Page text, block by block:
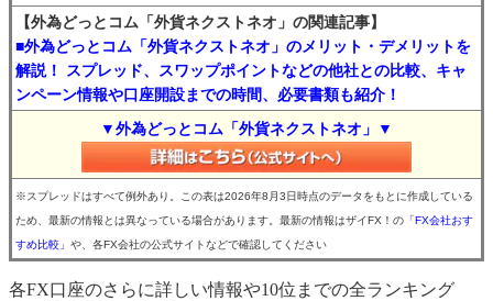
【外為どっとコム「外貨ネクストネオ」の関連記事】
■外為どっとコム「外貨ネクストネオ」のメリット・デメリットを
解説！ スプレッド、スワップポイントなどの他社との比較、キャ
ンペーン情報や口座開設までの時間、必要書類も紹介！
▼外為どっとコム「外貨ネクストネオ」▼
※スプレッドはすべて例外あり。この表は2026年8月3日時点のデータをもとに作成している
ため、最新の情報とは異なっている場合があります。最新の情報はザイFX！の 「FX会社おす
すめ比較」 や、各FX会社の公式サイトなどで確認してください
各FX口座のさらに詳しい情報や10位までの全ランキング